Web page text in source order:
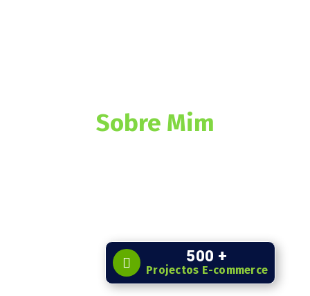
Sobre Mim
500 +
Projectos E-commerce